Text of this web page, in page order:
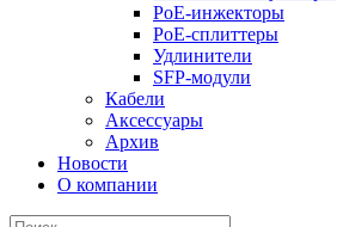
PoE-инжекторы
PoE-сплиттеры
Удлинители
SFP-модули
Кабели
Аксессуары
Архив
Новости
О компании